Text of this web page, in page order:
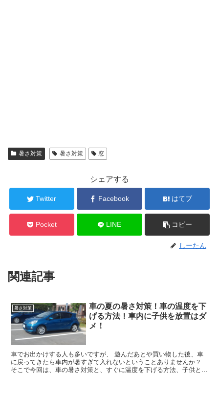
暑さ対策 暑さ対策 窓
シェアする
Twitter Facebook はてブ
Pocket LINE コピー
しーたん
関連記事
暑さ対策
車の夏の暑さ対策！車の温度を下
げる方法！車内に子供を放置はダ
メ！
車でお出かけする人も多いですが、 遊んだあとや買い物した後、車
に戻ってきたら車内が暑すぎて入れないということありませんか？
そこで今回は、車の暑さ対策と、すぐに温度を下げる方法、子供とい